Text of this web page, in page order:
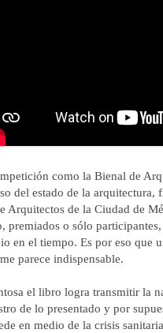
como la Bienal de
del estado de la arquitectura,
Arquitectos de la Ciudad de
premiados o sólo
en el tiempo. Es por eso que
parece indispensable.
el libro logra transmitir la
de lo presentado y por
en medio de la crisis